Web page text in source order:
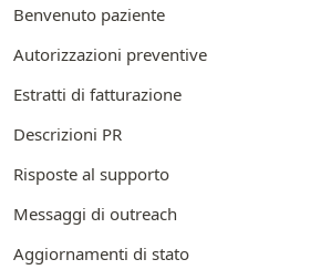
Benvenuto paziente
Autorizzazioni preventive
Estratti di fatturazione
Descrizioni PR
Risposte al supporto
Messaggi di outreach
Aggiornamenti di stato